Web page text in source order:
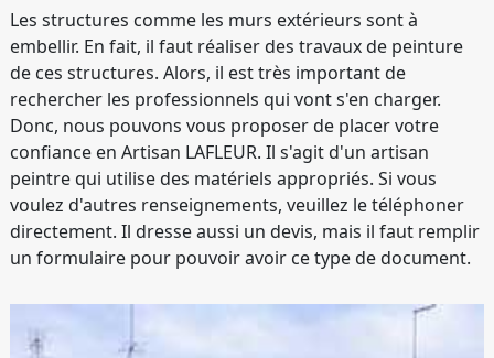
Les structures comme les murs extérieurs sont à
embellir. En fait, il faut réaliser des travaux de peinture
de ces structures. Alors, il est très important de
rechercher les professionnels qui vont s'en charger.
Donc, nous pouvons vous proposer de placer votre
confiance en Artisan LAFLEUR. Il s'agit d'un artisan
peintre qui utilise des matériels appropriés. Si vous
voulez d'autres renseignements, veuillez le téléphoner
directement. Il dresse aussi un devis, mais il faut remplir
un formulaire pour pouvoir avoir ce type de document.